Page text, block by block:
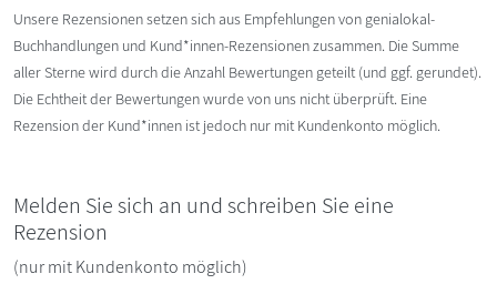
Unsere Rezensionen setzen sich aus Empfehlungen von genialokal-
Buchhandlungen und Kund*innen-Rezensionen zusammen. Die Summe
aller Sterne wird durch die Anzahl Bewertungen geteilt (und ggf. gerundet).
Die Echtheit der Bewertungen wurde von uns nicht überprüft. Eine
Rezension der Kund*innen ist jedoch nur mit Kundenkonto möglich.
Melden Sie sich an und schreiben Sie eine
Rezension
(nur mit Kundenkonto möglich)